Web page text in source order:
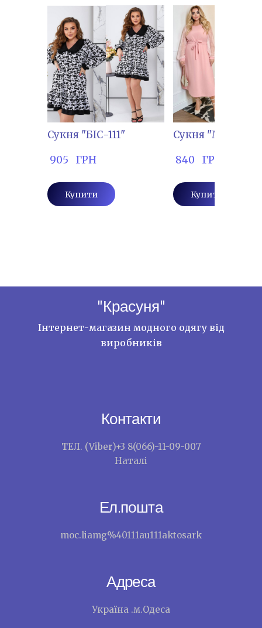
Сукня "БІС-111"
905   ГРН
Купити
Сукня "МАДАМ-
840   ГРН
Купити
"Красуня"
Інтернет-магазин модного одягу від
виробників
Контакти
ТЕЛ. (Viber)+3 8(066)-11-09-007
Наталі
Ел.пошта
moc.liamg%40111au111aktosark
Адреса
Україна .м.Одеса